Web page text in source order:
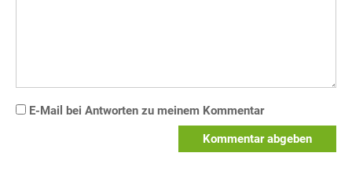
E-Mail bei Antworten zu meinem Kommentar
Kommentar abgeben